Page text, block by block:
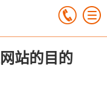
站的目的